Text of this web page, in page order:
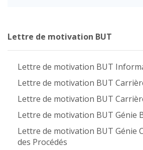
Lettre de motivation BUT
Lettre de motivation BUT
Lettre de motivation BUT
Lettre de motivation BUT
Lettre de motivation BUT Génie
Lettre de motivation BUT Génie
des Procédés